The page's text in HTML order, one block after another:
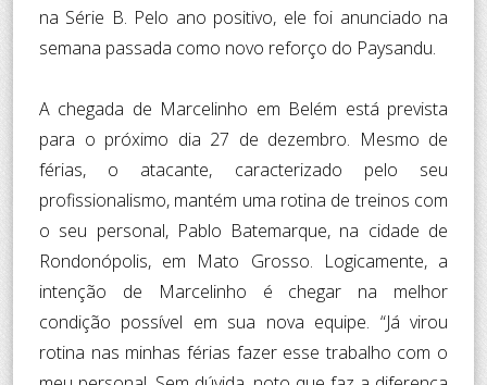
na Série B. Pelo ano positivo, ele foi anunciado na
semana passada como novo reforço do Paysandu.
A chegada de Marcelinho em Belém está prevista
para o próximo dia 27 de dezembro. Mesmo de
férias, o atacante, caracterizado pelo seu
profissionalismo, mantém uma rotina de treinos com
o seu personal, Pablo Batemarque, na cidade de
Rondonópolis, em Mato Grosso. Logicamente, a
intenção de Marcelinho é chegar na melhor
condição possível em sua nova equipe. “Já virou
rotina nas minhas férias fazer esse trabalho com o